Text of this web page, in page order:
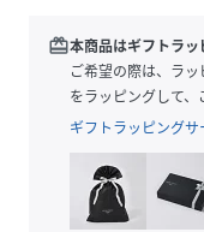
サイズ
品番
(
redeem本商品はギフトラッ
ご希望の際は、ラ
をラッピングして、
ギフトラッピング